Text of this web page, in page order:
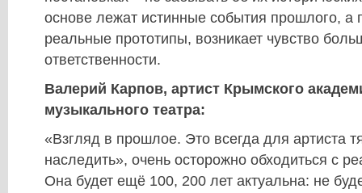
основе лежат истинные события прошлого, а
реальные прототипы, возникает чувство
ответственности.
Валерий Карпов, артист Крымского
музыкального театра:
«Взгляд в прошлое. Это всегда для артиста
наследить», очень осторожно обходиться с
Она будет ещё 100, 200 лет актуальна: не